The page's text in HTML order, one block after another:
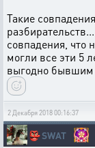
Такие
совпадения, что
могли все эти 5
выгодно
2 Декабря 2018 00:16:37
👺SWAT